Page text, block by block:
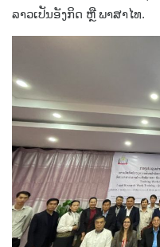
ລາວເປັນອັງກິດ ຫຼື ພາສາໄທ.